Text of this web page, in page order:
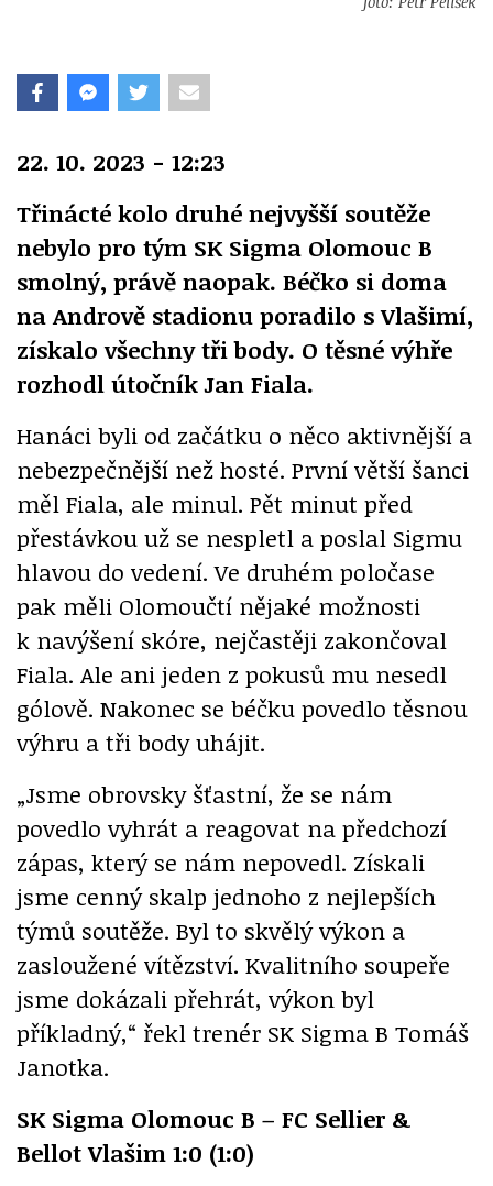
22. 10. 2023 - 12:23
Třinácté kolo druhé nejvyšší soutěže
nebylo pro tým SK Sigma Olomouc B
smolný, právě naopak. Béčko si doma
na Andrově stadionu poradilo s Vlašimí,
získalo všechny tři body. O těsné výhře
rozhodl útočník Jan Fiala.
Hanáci byli od začátku o něco aktivnější a
nebezpečnější než hosté. První větší šanci
měl Fiala, ale minul. Pět minut před
přestávkou už se nespletl a poslal Sigmu
hlavou do vedení. Ve druhém poločase
pak měli Olomoučtí nějaké možnosti
k navýšení skóre, nejčastěji zakončoval
Fiala. Ale ani jeden z pokusů mu nesedl
gólově. Nakonec se béčku povedlo těsnou
výhru a tři body uhájit.
„Jsme obrovsky šťastní, že se nám
povedlo vyhrát a reagovat na předchozí
zápas, který se nám nepovedl. Získali
jsme cenný skalp jednoho z nejlepších
týmů soutěže. Byl to skvělý výkon a
zasloužené vítězství. Kvalitního soupeře
jsme dokázali přehrát, výkon byl
příkladný,“ řekl trenér SK Sigma B Tomáš
Janotka.
SK Sigma Olomouc B – FC Sellier &
Bellot Vlašim 1:0 (1:0)